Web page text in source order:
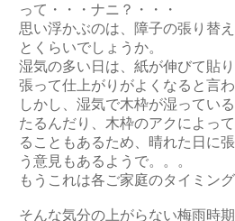
って・・・ナニ？・・・
思い浮かぶのは、障子の張り替
とくらいでしょうか。
湿気の多い日は、紙が伸びて貼
張って仕上がりがよくなると言わ
しかし、湿気で木枠が湿ってい
たるんだり、木枠のアクによっ
ることもあるため、晴れた日に
う意見もあるようで。。。
もうこれは各ご家庭のタイミング
そんな気分の上がらない梅雨時